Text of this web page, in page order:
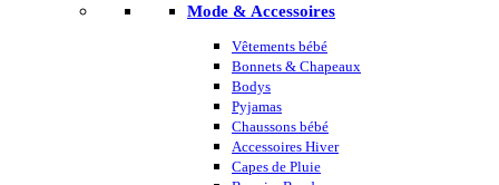
Mode & Accessoires
Vêtements bébé
Bonnets & Chapeaux
Bodys
Pyjamas
Chaussons bébé
Accessoires Hiver
Capes de Pluie